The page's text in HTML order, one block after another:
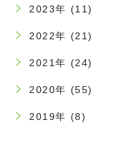
2023年 (11)
2022年 (21)
2021年 (24)
2020年 (55)
2019年 (8)